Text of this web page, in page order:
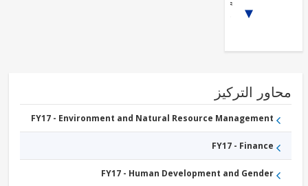
commercialization
التركيز
FY17 - Environment and Natural Resource Management
FY17 - Finance
FY17 - Human Development and Gender